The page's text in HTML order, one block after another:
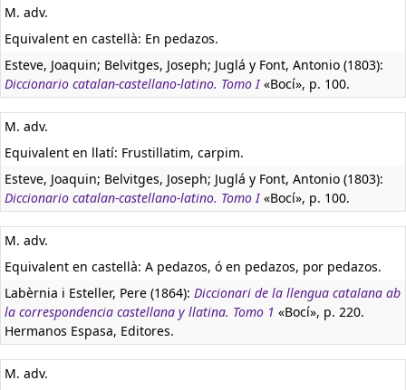
M. adv.
Equivalent en castellà: En pedazos.
Esteve, Joaquin; Belvitges, Joseph; Juglá y Font, Antonio (1803):
Diccionario catalan-castellano-latino. Tomo I«Bocí», p. 100.
M. adv.
Equivalent en llatí: Frustillatim, carpim.
Esteve, Joaquin; Belvitges, Joseph; Juglá y Font, Antonio (1803):
Diccionario catalan-castellano-latino. Tomo I«Bocí», p. 100.
M. adv.
Equivalent en castellà: A pedazos, ó en pedazos, por pedazos.
Labèrnia i Esteller, Pere (1864): Diccionari de la llengua catalana ab
la correspondencia castellana y llatina. Tomo 1 «Bocí», p. 220.
Hermanos Espasa, Editores.
M. adv.